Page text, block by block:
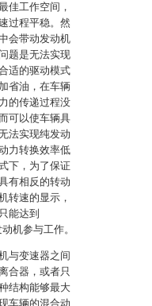
佳工作空间，
过程平稳。然
会带动发动机
题是无法实现
适的驱动模式
省油，在车辆
的传递过程没
可以使车辆具
法实现纯发动
力转换效率低
下，为了保证
有相反的转动
转速的显示，
能达到
机参与工作。
与变速器之间
合器，或者只
结构能够最大
车辆的混合动